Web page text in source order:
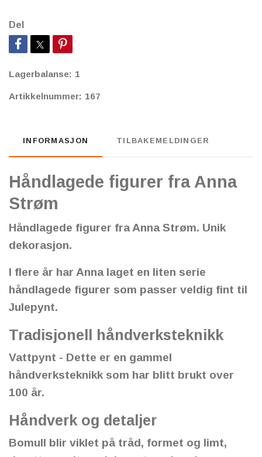
Del
Lagerbalanse: 1
Artikkelnummer: 167
INFORMASJON TILBAKEMELDINGER
Håndlagede figurer fra Anna
Strøm
Håndlagede figurer fra Anna Strøm. Unik
dekorasjon.
I flere år har Anna laget en liten serie
håndlagede figurer som passer veldig fint til
Julepynt.
Tradisjonell håndverksteknikk
Vattpynt - Dette er en gammel
håndverksteknikk som har blitt brukt over
100 år.
Håndverk og detaljer
Bomull blir viklet på tråd, formet og limt,